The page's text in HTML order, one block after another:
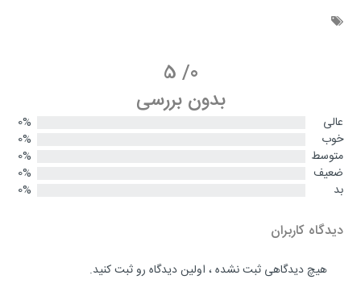
0
/
5
بدون بررسی
عالی
0%
خوب
0%
متوسط
0%
ضعیف
0%
بد
0%
دیدگاه کاربران
هیچ دیدگاهی ثبت نشده ، اولین دیدگاه رو ثبت کنید.